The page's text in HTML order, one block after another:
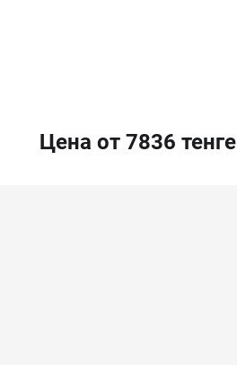
Цена от 7836 тенге